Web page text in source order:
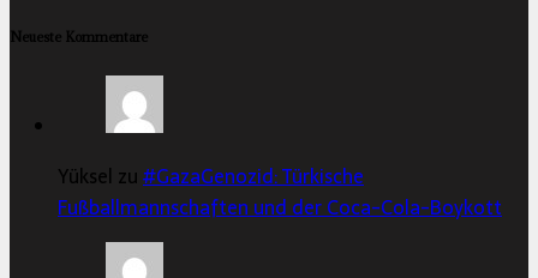
Neueste Kommentare
Yüksel zu#GazaGenozid: Türkische
Fußballmannschaften und der Coca-Cola-Boykott